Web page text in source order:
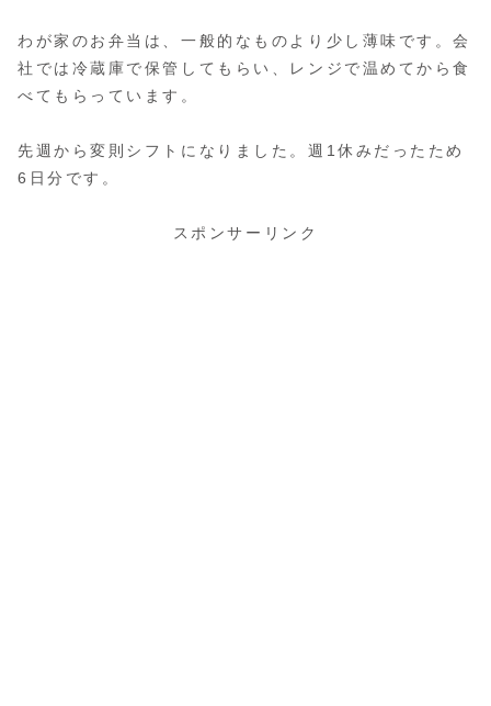
わが家のお弁当は、一般的なものより少し薄味です。会
社では冷蔵庫で保管してもらい、レンジで温めてから食
べてもらっています。
先週から変則シフトになりました。週1休みだったため
6日分です。
スポンサーリンク